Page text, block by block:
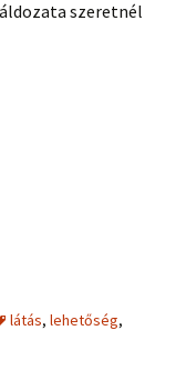
szeretnél
látás, lehetőség,